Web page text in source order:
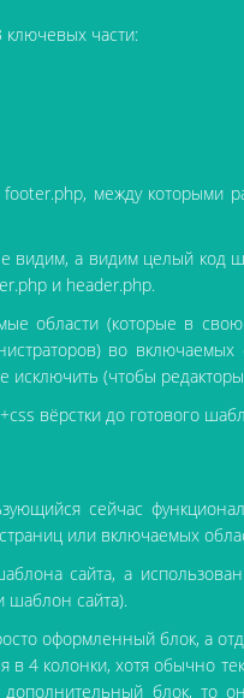
части:
между которыми
а видим целый код
и header.php.
области (которые в свою
во
(чтобы редакторы
вёрстки до готового
сейчас
или включаемых
сайта, а
шаблон сайта).
оформленный блок, а
в 4 колонки, хотя обычно
блок, то